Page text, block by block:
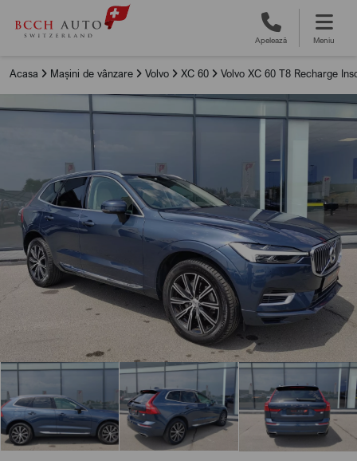
Apelează Meniu
Acasa Mașini de vânzare Volvo XC 60 Volvo XC 60 T8 Recharge